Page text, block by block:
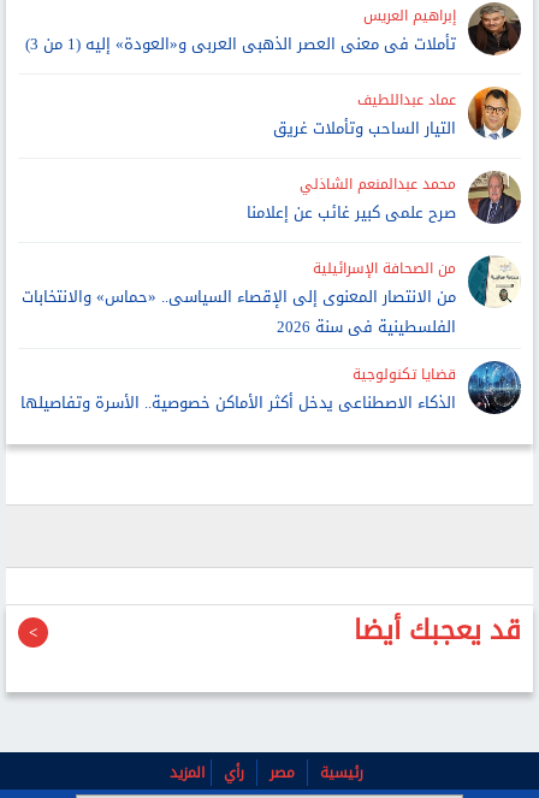
إبراهيم العريس
تأملات فى معنى العصر الذهبى العربى و«العودة» إليه (1 من 3)
عماد عبداللطيف
التيار الساحب وتأملات غريق
محمد عبدالمنعم الشاذلي
صرح علمى كبير غائب عن إعلامنا
من الصحافة الإسرائيلية
من الانتصار المعنوى إلى الإقصاء السياسى.. «حماس» والانتخابات
الفلسطينية فى سنة 2026
قضايا تكنولوجية
الذكاء الاصطناعى يدخل أكثر الأماكن خصوصية.. الأسرة وتفاصيلها
قد يعجبك أيضا
رئيسية مصر رأي المزيد